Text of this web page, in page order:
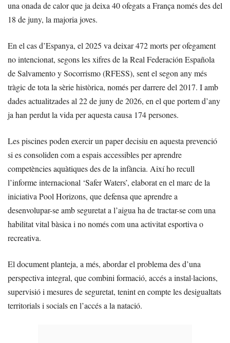
una onada de calor que ja deixa 40 ofegats a França només des del
18 de juny, la majoria joves.
En el cas d’Espanya, el 2025 va deixar 472 morts per ofegament
no intencionat, segons les xifres de la Real Federación Española
de Salvamento y Socorrismo (RFESS), sent el segon any més
tràgic de tota la sèrie històrica, només per darrere del 2017. I amb
dades actualitzades al 22 de juny de 2026, en el que portem d’any
ja han perdut la vida per aquesta causa 174 persones.
Les piscines poden exercir un paper decisiu en aquesta prevenció
si es consoliden com a espais accessibles per aprendre
competències aquàtiques des de la infància. Així ho recull
l’informe internacional ‘Safer Waters’, elaborat en el marc de la
iniciativa Pool Horizons, que defensa que aprendre a
desenvolupar-se amb seguretat a l’aigua ha de tractar-se com una
habilitat vital bàsica i no només com una activitat esportiva o
recreativa.
El document planteja, a més, abordar el problema des d’una
perspectiva integral, que combini formació, accés a instal·lacions,
supervisió i mesures de seguretat, tenint en compte les desigualtats
territorials i socials en l’accés a la natació.